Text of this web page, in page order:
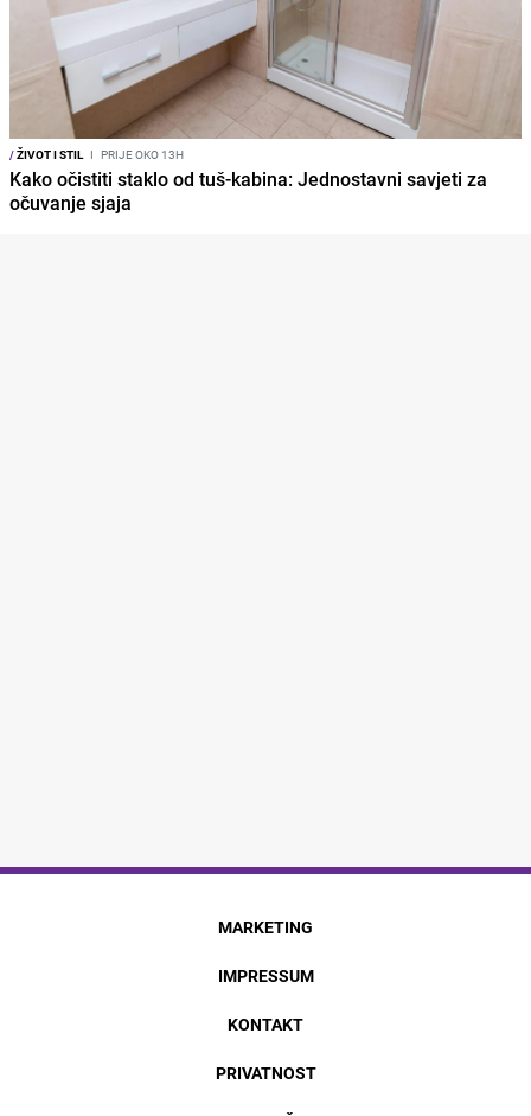
/ŽIVOT I STIL I PRIJE OKO 13H
Kako očistiti staklo od tuš-kabina: Jednostavni savjeti za
očuvanje sjaja
MARKETING
IMPRESSUM
KONTAKT
PRIVATNOST